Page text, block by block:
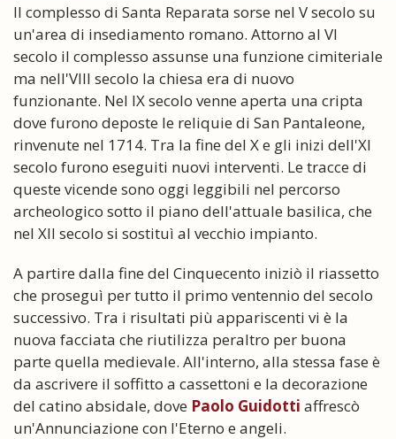
Il complesso di Santa Reparata sorse nel V secolo su
un'area di insediamento romano. Attorno al VI
secolo il complesso assunse una funzione cimiteriale
ma nell'VIII secolo la chiesa era di nuovo
funzionante. Nel IX secolo venne aperta una cripta
dove furono deposte le reliquie di San Pantaleone,
rinvenute nel 1714. Tra la fine del X e gli inizi dell'XI
secolo furono eseguiti nuovi interventi. Le tracce di
queste vicende sono oggi leggibili nel percorso
archeologico sotto il piano dell'attuale basilica, che
nel XII secolo si sostituì al vecchio impianto.
A partire dalla fine del Cinquecento iniziò il riassetto
che proseguì per tutto il primo ventennio del secolo
successivo. Tra i risultati più appariscenti vi è la
nuova facciata che riutilizza peraltro per buona
parte quella medievale. All'interno, alla stessa fase è
da ascrivere il soffitto a cassettoni e la decorazione
del catino absidale, dove Paolo Guidotti affrescò
un'Annunciazione con l'Eterno e angeli.